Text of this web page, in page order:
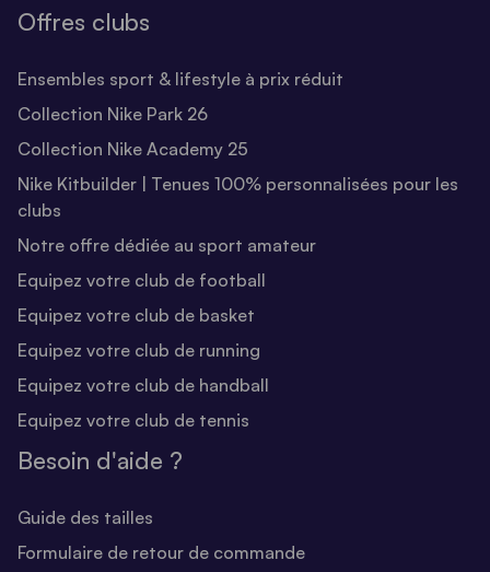
Offres clubs
Ensembles sport & lifestyle à prix réduit
Collection Nike Park 26
Collection Nike Academy 25
Nike Kitbuilder | Tenues 100% personnalisées pour les
clubs
Notre offre dédiée au sport amateur
Equipez votre club de football
Equipez votre club de basket
Equipez votre club de running
Equipez votre club de handball
Equipez votre club de tennis
Besoin d'aide ?
Guide des tailles
Formulaire de retour de commande